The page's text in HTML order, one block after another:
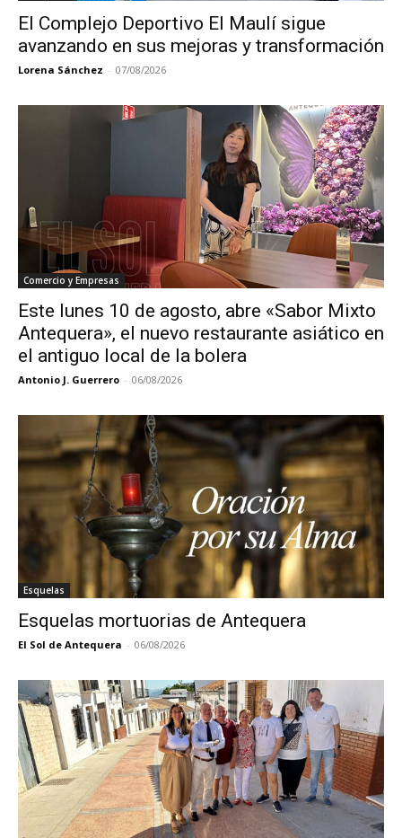
El Complejo Deportivo El Maulí sigue
avanzando en sus mejoras y transformación
Lorena Sánchez - 07/08/2026
Comercio y Empresas
Este lunes 10 de agosto, abre «Sabor Mixto
Antequera», el nuevo restaurante asiático en
el antiguo local de la bolera
Antonio J. Guerrero - 06/08/2026
Esquelas
Esquelas mortuorias de Antequera
El Sol de Antequera - 06/08/2026